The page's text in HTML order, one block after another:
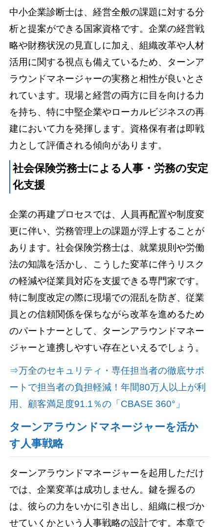
中小企業診断士は、経営全般の課題に対する分
析と提案ができる国家資格です。企業の経営戦
略や財務状況の見直しに加え、組織改革や人材
活用に関する視点も備えているため、ターンア
ラウンドマネージャーの実務と相性が良いとさ
れています。現場と経営の両方に目を向ける力
を持ち、特に中堅企業やローカルビジネスの再
建において力を発揮します。資格保有者は即戦
力として評価される傾向があります。
社会保険労務士による人事・労務の安定
化支援
企業の再建プロセスでは、人員再配置や制度変
更に伴い、労務管理上の課題が浮上することが
あります。社会保険労務士は、就業規則や労働
法の知識を活かし、こうした変革に伴うリスク
の軽減や従業員対応を支援できる専門家です。
特に制度改定の際に現場での混乱を防ぎ、従業
員との信頼関係を保ちながら改革を進めるため
のパートナーとして、ターンアラウンドマネー
ジャーと連携しやすい存在といえるでしょう。
⇒万全のセキュリティ・専任担当者の徹底サポ
ートで担当者の負担軽減！年間80万人以上が利
用、顧客満足度91.1％の「CBASE 360°」
ターンアラウンドマネージャーを活か
す人事戦略
ターンアラウンドマネージャーを起用しただけ
では、企業変革は成功しません。鍵を握るの
は、彼らの力をいかに引き出し、組織に根づか
せていくかという人事戦略の設計です。本章で